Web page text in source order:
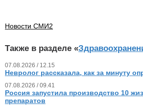
Новости СМИ2
Также в разделе «
07.08.2026 / 12.15
Невролог рассказала, как за минуту
07.08.2026 / 09.41
Россия запустила производство 10
препаратов